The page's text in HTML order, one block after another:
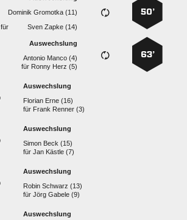
50’
  
für
  
63’
Auswechslung
  
für   
Auswechslung
  
für   
Auswechslung
  
für  
Auswechslung
  
für  
Auswechslung